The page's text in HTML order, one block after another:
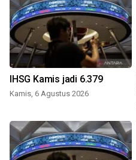
IHSG Kamis jadi 6.379
Kamis, 6 Agustus 2026